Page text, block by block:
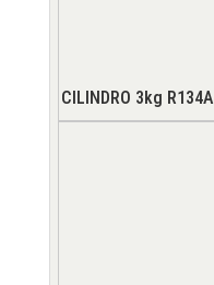
CILINDRO 3kg R134A